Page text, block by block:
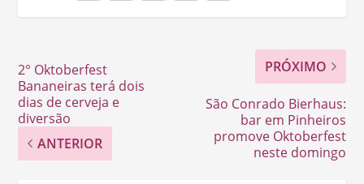
2° Oktoberfest
Bananeiras terá dois
dias de cerveja e
diversão
ANTERIOR
PRÓXIMO
São Conrado Bierhaus:
bar em Pinheiros
promove Oktoberfest
neste domingo